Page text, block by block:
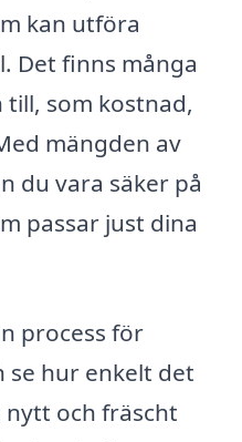
kan utföra
Det finns många
som kostnad,
mängden av
du vara säker på
passar just dina
process för
se hur enkelt det
och fräscht